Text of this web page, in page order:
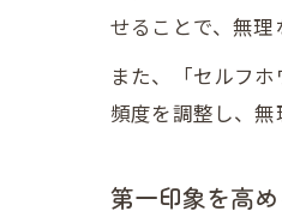
せることで、無理
また、「セルフ
頻度を調整し、無
第一印象を高